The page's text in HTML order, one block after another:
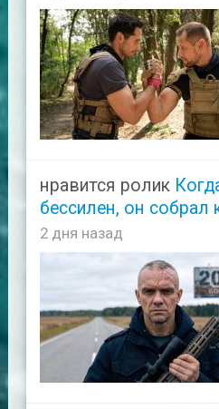
нравится ролик
бессилен, он собрал
2 дня назад